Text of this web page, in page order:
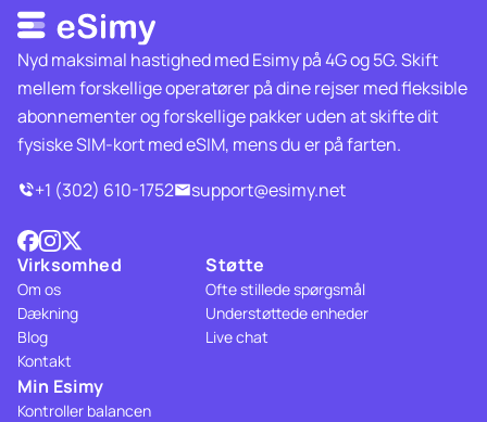
Nyd maksimal hastighed med Esimy på 4G og 5G. Skift
mellem forskellige operatører på dine rejser med fleksible
abonnementer og forskellige pakker uden at skifte dit
fysiske SIM-kort med eSIM, mens du er på farten.
+1 (302) 610-1752
support@esimy.net
Virksomhed
Om os
Dækning
Blog
Kontakt
Støtte
Ofte stillede spørgsmål
Understøttede enheder
Live chat
Min Esimy
Kontroller balancen